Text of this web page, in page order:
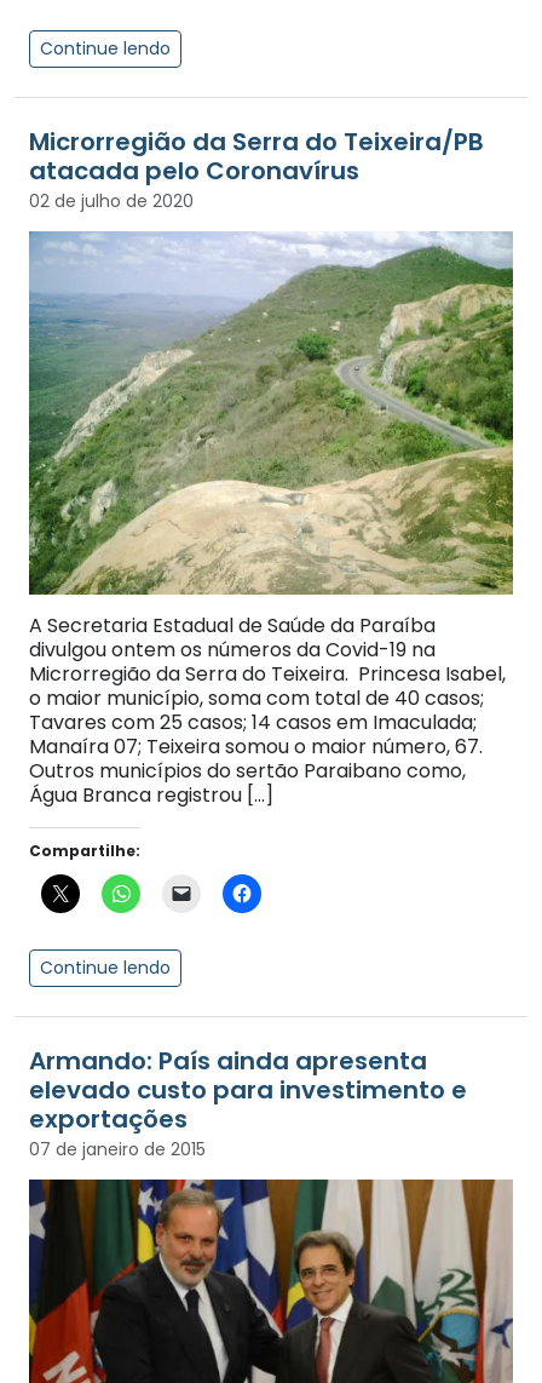
Continue lendo
Microrregião da Serra do Teixeira/PB
atacada pelo Coronavírus
02 de julho de 2020
A Secretaria Estadual de Saúde da Paraíba
divulgou ontem os números da Covid-19 na
Microrregião da Serra do Teixeira. Princesa Isabel,
o maior município, soma com total de 40 casos;
Tavares com 25 casos; 14 casos em Imaculada;
Manaíra 07; Teixeira somou o maior número, 67.
Outros municípios do sertão Paraibano como,
Água Branca registrou […]
Compartilhe:
Continue lendo
Armando: País ainda apresenta
elevado custo para investimento e
exportações
07 de janeiro de 2015